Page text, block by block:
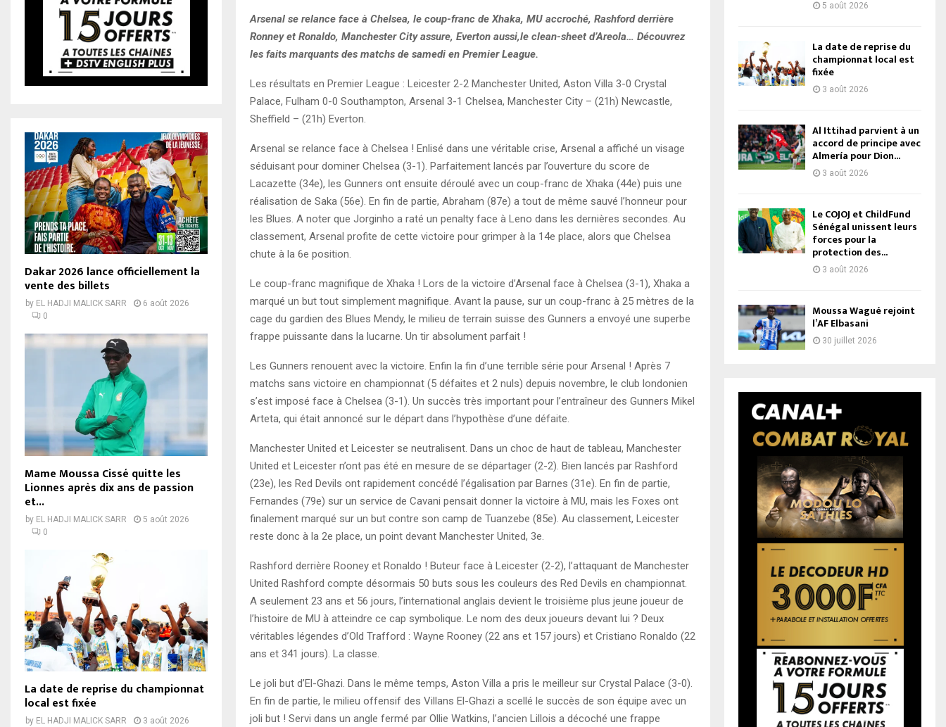
Arsenal se relance face à Chelsea, le coup-franc de Xhaka, MU accroché, Rashford derrière
Ronney et Ronaldo, Manchester City assure, Everton aussi,le clean-sheet d’Areola… Découvrez
les faits marquants des matchs de samedi en Premier League.
Les résultats en Premier League : Leicester 2-2 Manchester United, Aston Villa 3-0 Crystal
Palace, Fulham 0-0 Southampton, Arsenal 3-1 Chelsea, Manchester City – (21h) Newcastle,
Sheffield – (21h) Everton.
Arsenal se relance face à Chelsea ! Enlisé dans une véritable crise, Arsenal a affiché un visage
séduisant pour dominer Chelsea (3-1). Parfaitement lancés par l’ouverture du score de
Lacazette (34e), les Gunners ont ensuite déroulé avec un coup-franc de Xhaka (44e) puis une
réalisation de Saka (56e). En fin de partie, Abraham (87e) a tout de même sauvé l’honneur pour
les Blues. A noter que Jorginho a raté un penalty face à Leno dans les dernières secondes. Au
classement, Arsenal profite de cette victoire pour grimper à la 14e place, alors que Chelsea
chute à la 6e position.
Le coup-franc magnifique de Xhaka ! Lors de la victoire d’Arsenal face à Chelsea (3-1), Xhaka a
marqué un but tout simplement magnifique. Avant la pause, sur un coup-franc à 25 mètres de la
cage du gardien des Blues Mendy, le milieu de terrain suisse des Gunners a envoyé une superbe
frappe puissante dans la lucarne. Un tir absolument parfait !
Les Gunners renouent avec la victoire. Enfin la fin d’une terrible série pour Arsenal ! Après 7
matchs sans victoire en championnat (5 défaites et 2 nuls) depuis novembre, le club londonien
s’est imposé face à Chelsea (3-1). Un succès très important pour l’entraîneur des Gunners Mikel
Arteta, qui était annoncé sur le départ dans l’hypothèse d’une défaite.
Manchester United et Leicester se neutralisent. Dans un choc de haut de tableau, Manchester
United et Leicester n’ont pas été en mesure de se départager (2-2). Bien lancés par Rashford
(23e), les Red Devils ont rapidement concédé l’égalisation par Barnes (31e). En fin de partie,
Fernandes (79e) sur un service de Cavani pensait donner la victoire à MU, mais les Foxes ont
finalement marqué sur un but contre son camp de Tuanzebe (85e). Au classement, Leicester
reste donc à la 2e place, un point devant Manchester United, 3e.
Rashford derrière Rooney et Ronaldo ! Buteur face à Leicester (2-2), l’attaquant de Manchester
United Rashford compte désormais 50 buts sous les couleurs des Red Devils en championnat.
A seulement 23 ans et 56 jours, l’international anglais devient le troisième plus jeune joueur de
l’histoire de MU à atteindre ce cap symbolique. Le nom des deux joueurs devant lui ? Deux
véritables légendes d’Old Trafford : Wayne Rooney (22 ans et 157 jours) et Cristiano Ronaldo (22
ans et 341 jours). La classe.
Le joli but d’El-Ghazi. Dans le même temps, Aston Villa a pris le meilleur sur Crystal Palace (3-0).
En fin de partie, le milieu offensif des Villans El-Ghazi a scellé le succès de son équipe avec un
joli but ! Servi dans un angle fermé par Ollie Watkins, l’ancien Lillois a décoché une frappe
Dakar 2026 lance officiellement la
vente des billets
by EL HADJI MALICK SARR
6 août 2026
0
Mame Moussa Cissé quitte les
Lionnes après dix ans de passion
et...
by EL HADJI MALICK SARR
5 août 2026
0
La date de reprise du championnat
local est fixée
by EL HADJI MALICK SARR
3 août 2026
5 août 2026
La date de reprise du
championnat local est
fixée
3 août 2026
Al Ittihad parvient à un
accord de principe avec
Almería pour Dion...
3 août 2026
Le COJOJ et ChildFund
Sénégal unissent leurs
forces pour la
protection des...
3 août 2026
Moussa Wagué rejoint
l’AF Elbasani
30 juillet 2026